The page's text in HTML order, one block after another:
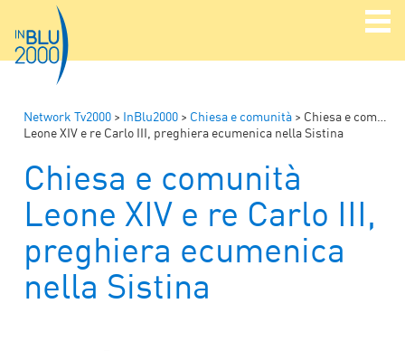
Network Tv2000 > InBlu2000 > Chiesa e comunità > Chiesa e comunità
Leone XIV e re Carlo III, preghiera ecumenica nella Sistina
Chiesa e comunità
Leone XIV e re Carlo III,
preghiera ecumenica
nella Sistina